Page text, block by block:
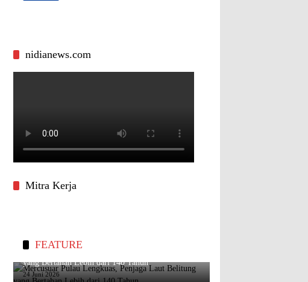
nidianews.com
Mitra Kerja
FEATURE
Mercusuar Pulau Lengkuas, Penjaga Laut Belitung
yang Bertahan Lebih dari 140 Tahun
24 Juni 2026